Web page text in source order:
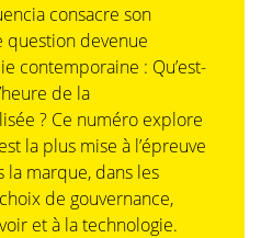
consacre son
question devenue
contemporaine : Qu’est-
de la
? Ce numéro explore
la plus mise à l’épreuve
la marque, dans les
de gouvernance,
et à la technologie.